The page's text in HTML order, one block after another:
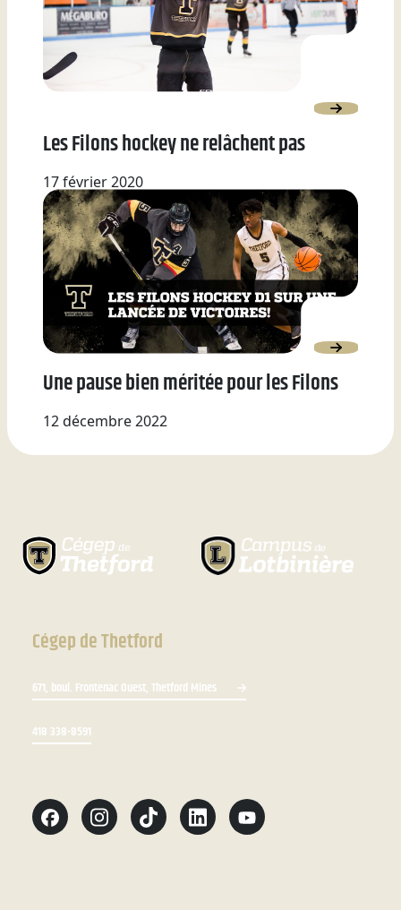
Les Filons hockey ne relâchent pas
17 février 2020
Une pause bien méritée pour les Filons
12 décembre 2022
Cégep de Thetford
671, boul. Frontenac Ouest, Thetford Mines
418 338-8591